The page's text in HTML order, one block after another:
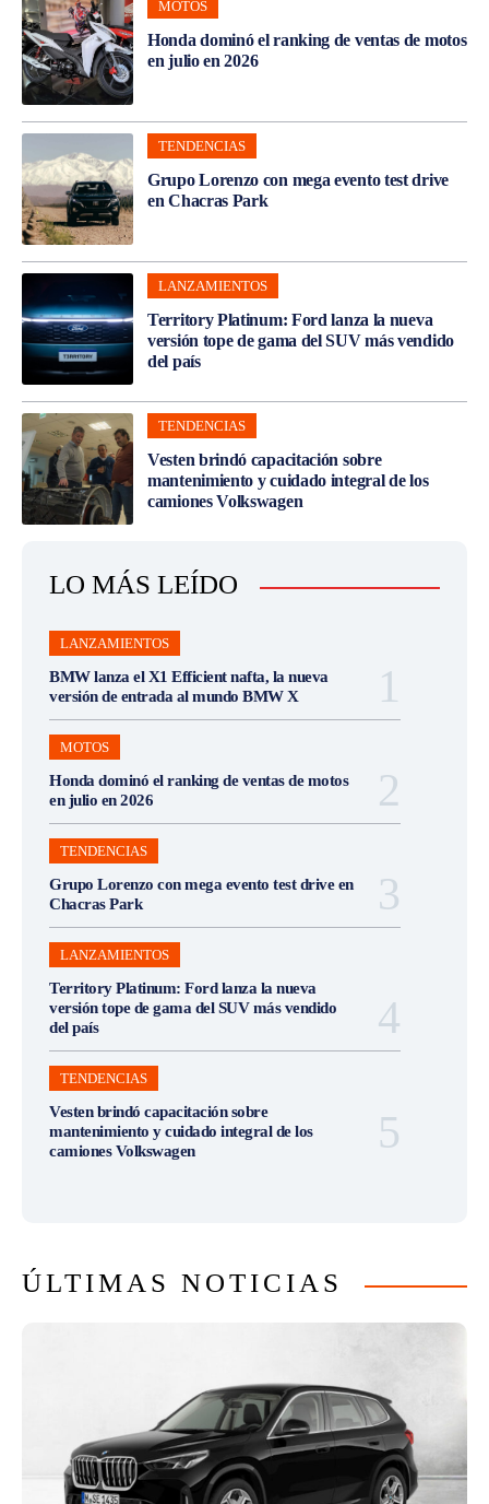
MOTOS
Honda dominó el ranking de ventas de motos
en julio en 2026
TENDENCIAS
Grupo Lorenzo con mega evento test drive
en Chacras Park
LANZAMIENTOS
Territory Platinum: Ford lanza la nueva
versión tope de gama del SUV más vendido
del país
TENDENCIAS
Vesten brindó capacitación sobre
mantenimiento y cuidado integral de los
camiones Volkswagen
LO MÁS LEÍDO
LANZAMIENTOS
BMW lanza el X1 Efficient nafta, la nueva
versión de entrada al mundo BMW X
MOTOS
Honda dominó el ranking de ventas de motos
en julio en 2026
TENDENCIAS
Grupo Lorenzo con mega evento test drive en
Chacras Park
LANZAMIENTOS
Territory Platinum: Ford lanza la nueva
versión tope de gama del SUV más vendido
del país
TENDENCIAS
Vesten brindó capacitación sobre
mantenimiento y cuidado integral de los
camiones Volkswagen
ÚLTIMAS NOTICIAS